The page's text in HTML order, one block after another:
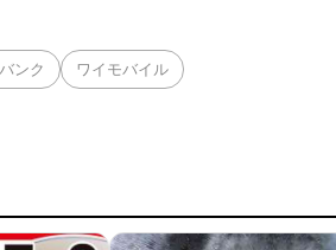
ンク ワイモバイル